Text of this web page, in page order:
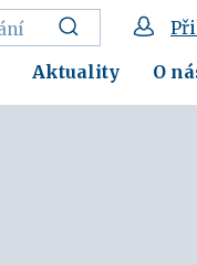
Aktuality O